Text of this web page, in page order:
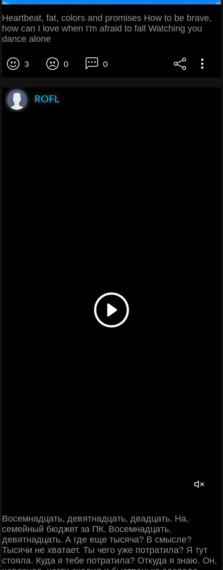
Heartbeat, fat, colors and promises How to be brave,
how can I love when I'm afraid to fall Watching you
dance alone
3 0 0
ROFL
Восемнадцать, девятнадцать, двадцать. На,
семейный бюджет за ПК. Восемнадцать,
девятнадцать. А где еще тысяча? В смысле?
Тысячи не хватает. Ты чего уже потратила? Я тут
стояла. Куда я тебе потратила? Откуда я знаю. Он,